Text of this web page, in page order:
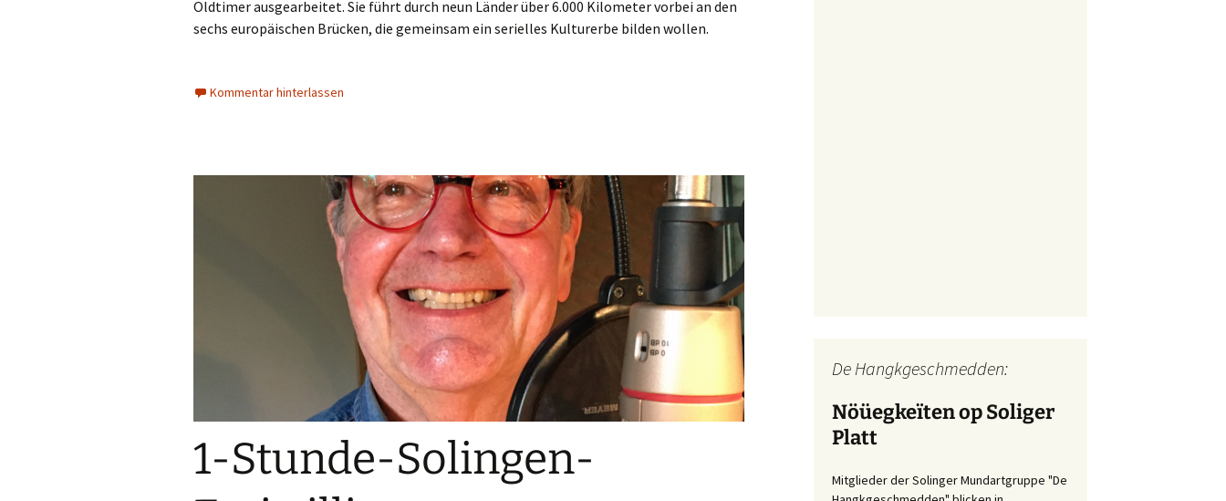
Oldtimer ausgearbeitet. Sie führt durch neun Länder über 6.000 Kilometer vorbei an den
sechs europäischen Brücken, die gemeinsam ein serielles Kulturerbe bilden wollen.
Kommentar hinterlassen
1-Stunde-Solingen-
De Hangkgeschmedden:
Nöüegkeïten op Soliger
Platt
Mitglieder der Solinger Mundartgruppe "De